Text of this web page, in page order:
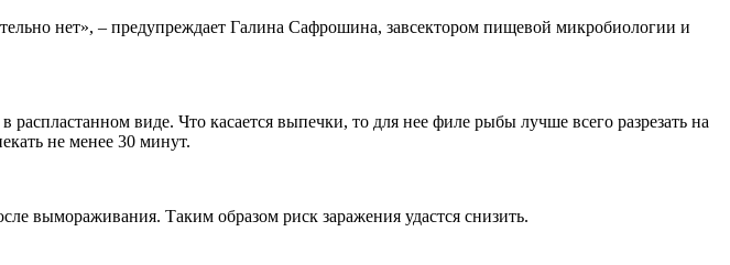
нет», – предупреждает Галина Сафрошина, завсектором пищевой микробиологии и
виде. Что касается выпечки, то для нее филе рыбы лучше всего разрезать на
не менее 30 минут.
вымораживания. Таким образом риск заражения удастся снизить.